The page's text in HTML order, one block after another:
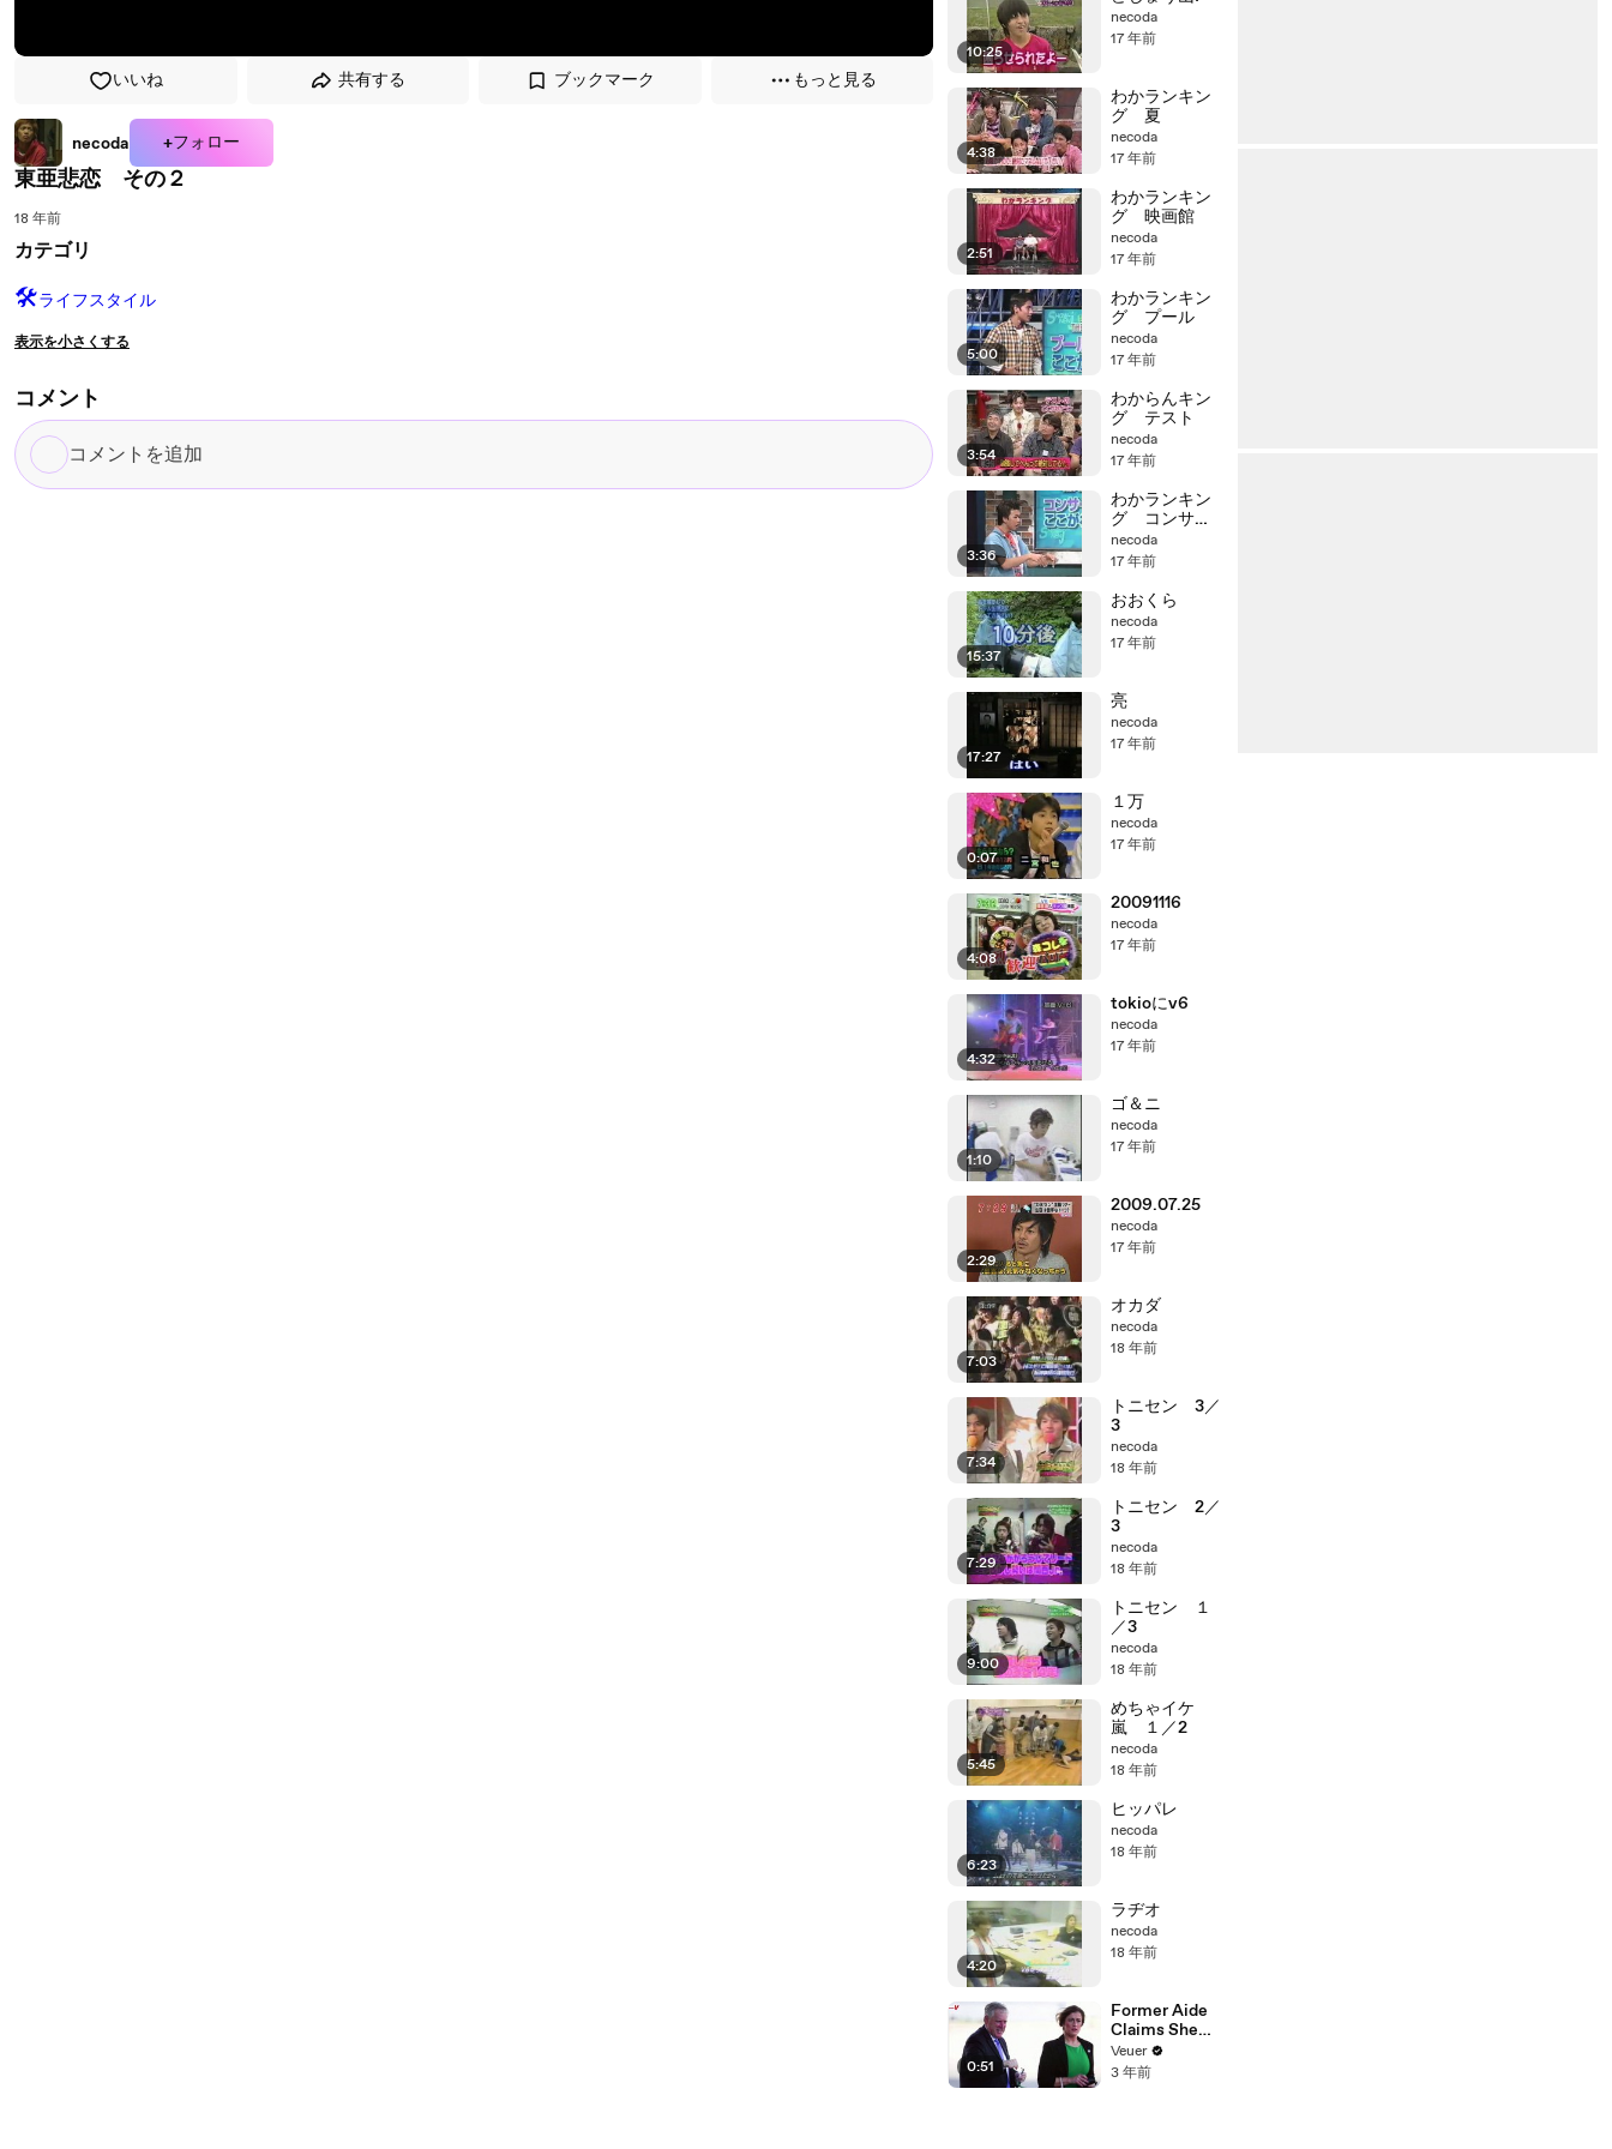
いいね 共有する ブックマーク もっと見る
necoda +フォロー
東亜悲恋 その２
18 年前
カテゴリ
🛠️ライフスタイル
表示を小さくする
コメント
コ
メ
10:25
necoda
17 年前
4:38
わかランキン
グ 夏
necoda
17 年前
2:51
わかランキン
グ 映画館
necoda
17 年前
5:00
わかランキン
グ プール
necoda
17 年前
3:54
わからんキン
グ テスト
necoda
17 年前
3:36
わかランキン
グ コンサー
ト
necoda
17 年前
15:37
おおくら
necoda
17 年前
17:27
亮
necoda
17 年前
0:07
１万
necoda
17 年前
4:08
20091116
necoda
17 年前
4:32
tokioにv6
necoda
17 年前
1:10
ゴ＆ニ
necoda
17 年前
2:29
2009.07.25
necoda
17 年前
7:03
オカダ
necoda
18 年前
7:34
トニセン 3／
3
necoda
18 年前
7:29
トニセン 2／
3
necoda
18 年前
9:00
トニセン １
／3
necoda
18 年前
5:45
めちゃイケ
嵐 １／2
necoda
18 年前
6:23
ヒッパレ
necoda
18 年前
4:20
ラヂオ
necoda
18 年前
0:51
Former Aide
Claims She
Was Asked to
Make a ‘Hit
Veuer
3 年前